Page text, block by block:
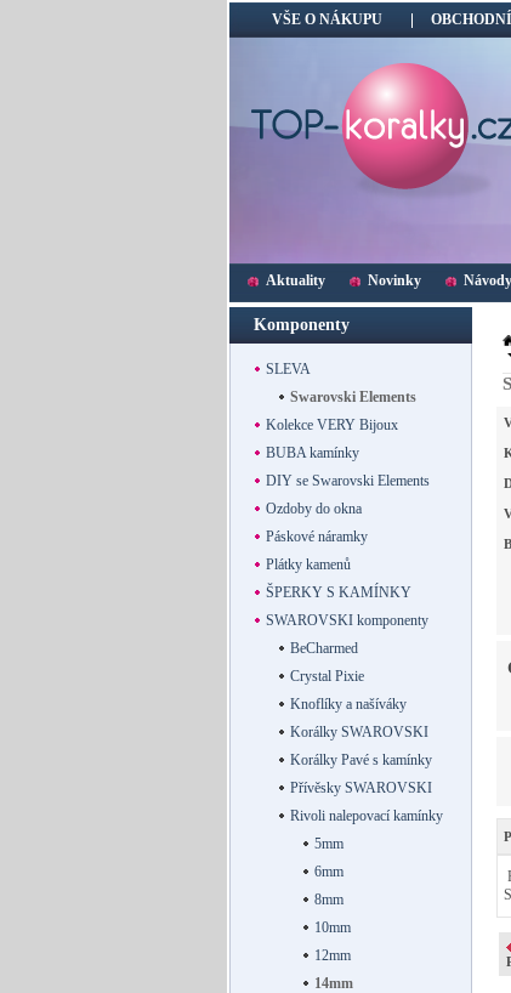
VŠE O NÁKUPU
Aktuality Novinky Návody
Komponenty
SLEVA
Swarovski Elements
Kolekce VERY Bijoux
BUBA kamínky
DIY se Swarovski Elements
Ozdoby do okna
Páskové náramky
Plátky kamenů
ŠPERKY S KAMÍNKY
SWAROVSKI komponenty
BeCharmed
Crystal Pixie
Knoflíky a našíváky
Korálky SWAROVSKI
Korálky Pavé s kamínky
Přívěsky SWAROVSKI
Rivoli nalepovací kamínky
5mm
6mm
8mm
10mm
12mm
14mm